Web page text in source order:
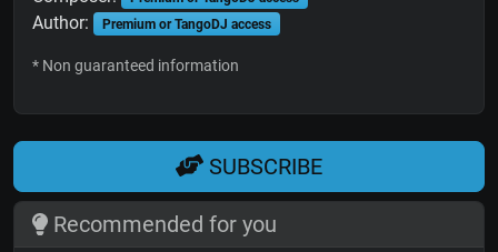
Author: Premium or TangoDJ access
* Non guaranteed information
SUBSCRIBE
Recommended for you